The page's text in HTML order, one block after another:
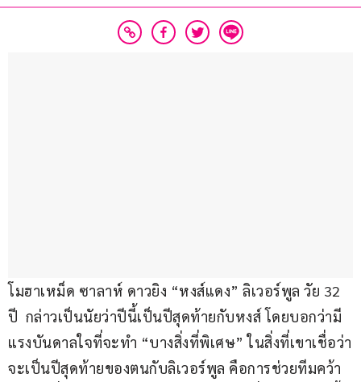
โมฮาเหม็ด ซาลาห์ ดาวยิง “หงส์แดง” ลิเวอร์พูล วัย 32
ปี  กล่าวเป็นนัยว่าปีนี้เป็นปีสุดท้ายกับหงส์ โดยบอกว่ามี
แรงบันดาลใจที่จะทำ “บางสิ่งที่พิเศษ” ในสิ่งที่เขาเชื่อว่า
จะเป็นปีสุดท้ายของตนกับลิเวอร์พูล คือการช่วยทีมคว้า